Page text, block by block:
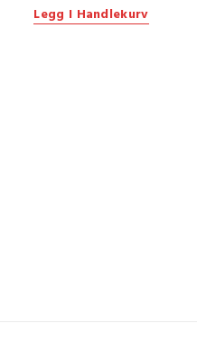
Legg I Handlekurv